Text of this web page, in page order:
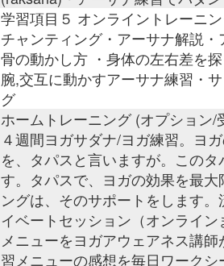
学習項目５ オンライントレーニ
チャンティング・アーサナ解説
骨の動かし方 ・身体の左右差を
腕,交互に動かすアーサナ練習・
グ
ホームトレーニング (オプション/
４週間ヨガサダナ/ヨガ練習。ヨ
を、タパスと言いますが。この
す。タパスで、ヨガの効果を最
ングは、そのサポートをします
イベートセッション（オンライ
メニューをヨガアウェアネス講
習メニューの感想を毎日ワーク